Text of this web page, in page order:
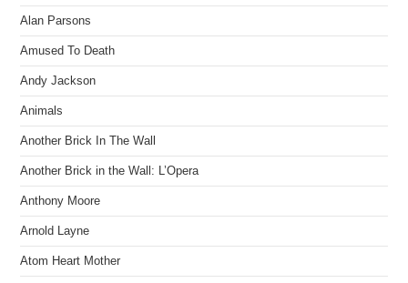
Alan Parsons
Amused To Death
Andy Jackson
Animals
Another Brick In The Wall
Another Brick in the Wall: L’Opera
Anthony Moore
Arnold Layne
Atom Heart Mother